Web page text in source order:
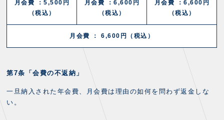
月会費 ：5,500円
（税込）
月会費 ：6,600円
（税込）
月会費 ：6,600円
（税込）
月会費 ： 6,600円（税込）
第7条「会費の不返納」
一旦納入された年会費、月会費は理由の如何を問わず返金しな
い。